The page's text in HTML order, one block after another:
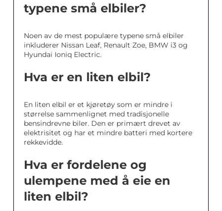
typene små elbiler?
Noen av de mest populære typene små elbiler
inkluderer Nissan Leaf, Renault Zoe, BMW i3 og
Hyundai Ioniq Electric.
Hva er en liten elbil?
En liten elbil er et kjøretøy som er mindre i
størrelse sammenlignet med tradisjonelle
bensindrevne biler. Den er primært drevet av
elektrisitet og har et mindre batteri med kortere
rekkevidde.
Hva er fordelene og
ulempene med å eie en
liten elbil?